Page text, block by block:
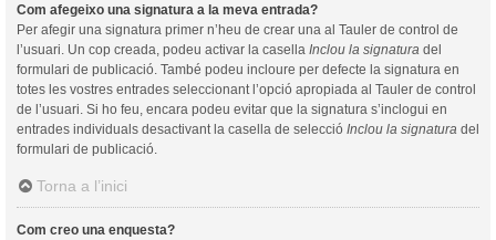
Com afegeixo una signatura a la meva entrada?
Per afegir una signatura primer n’heu de crear una al Tauler de control de
l’usuari. Un cop creada, podeu activar la casella Inclou la signatura del
formulari de publicació. També podeu incloure per defecte la signatura en
totes les vostres entrades seleccionant l’opció apropiada al Tauler de control
de l’usuari. Si ho feu, encara podeu evitar que la signatura s’inclogui en
entrades individuals desactivant la casella de selecció Inclou la signatura del
formulari de publicació.
Torna a l’inici
Com creo una enquesta?